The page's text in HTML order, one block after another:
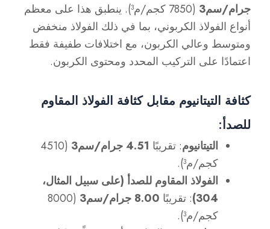
جرام/سم3
(7850 كجم/م³). ينطبق هذا على معظم
أنواع الفولاذ الكربوني، بما في ذلك الفولاذ منخفض
ومتوسط وعالي الكربون، مع اختلافات طفيفة فقط
اعتمادًا على التركيب المحدد ومحتوى الكربون.
كثافة التيتانيوم مقابل كثافة الفولاذ المقاوم
للصدأ:
التيتانيوم: تقريبًا 4.51 جرام/سم3
(4510
كجم/م³).
الفولاذ المقاوم للصدأ (على سبيل المثال،
304) : تقريبًا 8.00 جرام/سم3
(8000
كجم/م³).